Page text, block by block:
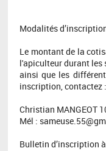
Modalités
Le montant de la
l'apiculteur durant les
ainsi que les
inscription, contactez :
Christian MANGEOT
Mél :
Bulletin d’inscription